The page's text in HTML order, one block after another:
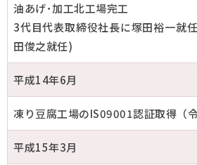
油あげ･加工北工場完工
3代目代表取締役社長に塚田裕一就
田俊之就任)
平成14年6月
凍り豆腐工場のIS09001認証取得（
平成15年3月